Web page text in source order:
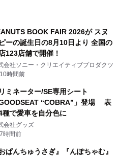
BOOK FAIR 2026が スヌ
ーの誕生日の8月10日より 全国の
123店舗で開催！
会社ソニー・クリエイティブプロダクツ
時間前
ミネーター/SE専用シート
GOODSEAT “COBRA”」登場 表
種で愛車を自分色に
会社グッズ
時間前
おぱんちゅうさぎ』『んぽちゃむ』